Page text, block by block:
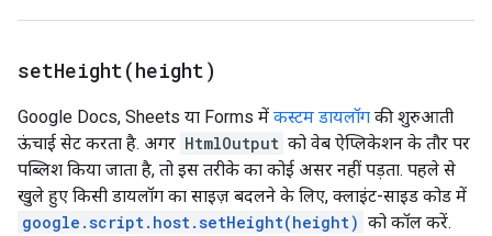
setHeight(height)
Google Docs, Sheets या Forms में कस्टम डायलॉग की शुरुआती
ऊंचाई सेट करता है. अगर HtmlOutput को वेब ऐप्लिकेशन के तौर पर
पब्लिश किया जाता है, तो इस तरीके का कोई असर नहीं पड़ता. पहले से
खुले हुए किसी डायलॉग का साइज़ बदलने के लिए, क्लाइंट-साइड कोड में
google.script.host.setHeight(height) को कॉल करें.